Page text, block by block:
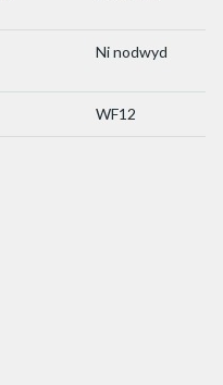
Ni nodwyd
WF12